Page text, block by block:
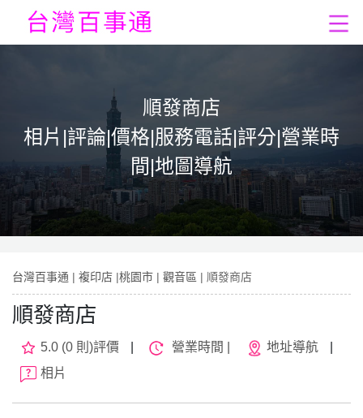
順發商店
相片|評論|價格|服務電話|評分|營業時
間|地圖導航
台灣百事通 | 複印店 |桃園市 | 觀音區 | 順發商店
順發商店
5.0 (0 則)評價 營業時間 | 地址導航
相片